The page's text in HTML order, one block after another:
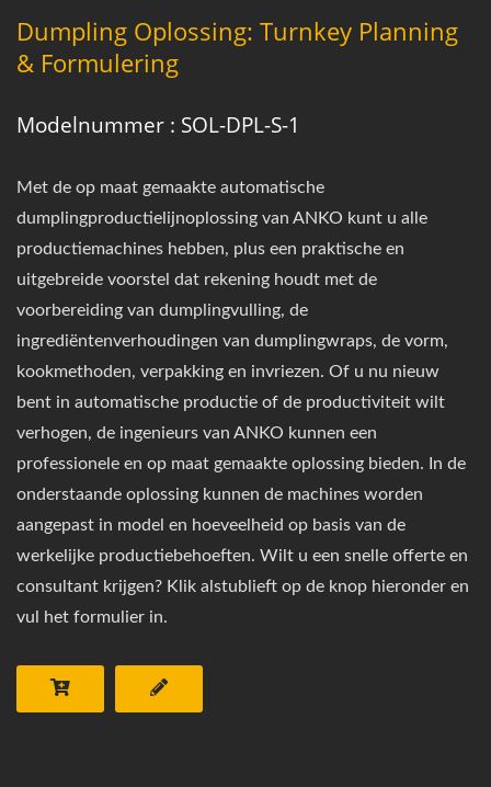
Dumpling Oplossing: Turnkey Planning
& Formulering
Modelnummer : SOL-DPL-S-1
Met de op maat gemaakte automatische
dumplingproductielijnoplossing van ANKO kunt u alle
productiemachines hebben, plus een praktische en
uitgebreide voorstel dat rekening houdt met de
voorbereiding van dumplingvulling, de
ingrediëntenverhoudingen van dumplingwraps, de vorm,
kookmethoden, verpakking en invriezen. Of u nu nieuw
bent in automatische productie of de productiviteit wilt
verhogen, de ingenieurs van ANKO kunnen een
professionele en op maat gemaakte oplossing bieden. In de
onderstaande oplossing kunnen de machines worden
aangepast in model en hoeveelheid op basis van de
werkelijke productiebehoeften. Wilt u een snelle offerte en
consultant krijgen? Klik alstublieft op de knop hieronder en
vul het formulier in.